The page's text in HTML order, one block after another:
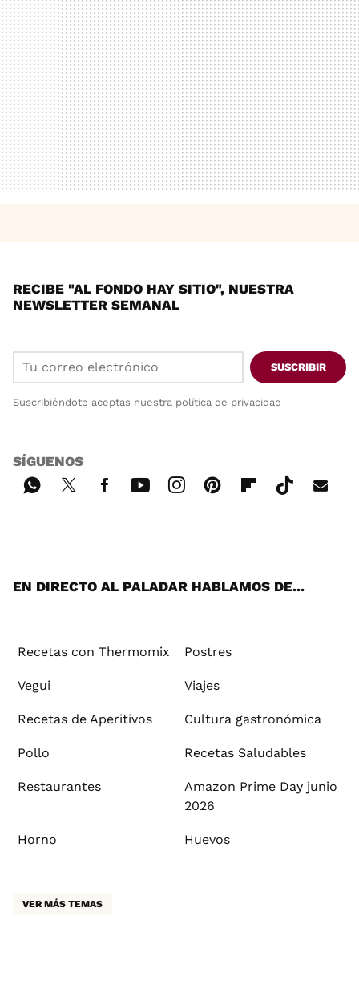
RECIBE "AL FONDO HAY SITIO", NUESTRA
NEWSLETTER SEMANAL
SUSCRIBIR
Suscribiéndote aceptas nuestra política de privacidad
SÍGUENOS
EN DIRECTO AL PALADAR HABLAMOS DE...
Recetas con Thermomix Postres
Vegui Viajes
Recetas de Aperitivos Cultura gastronómica
Pollo Recetas Saludables
Restaurantes
Amazon Prime Day junio
2026
Horno Huevos
VER MÁS TEMAS